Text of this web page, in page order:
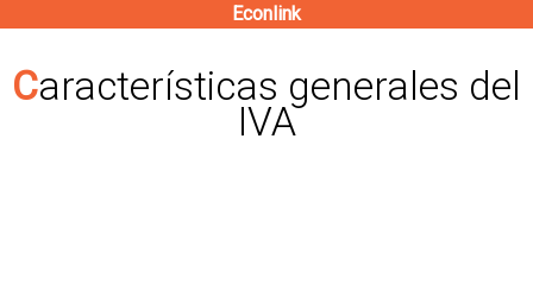
contenido
Econlink
Características generales del
IVA